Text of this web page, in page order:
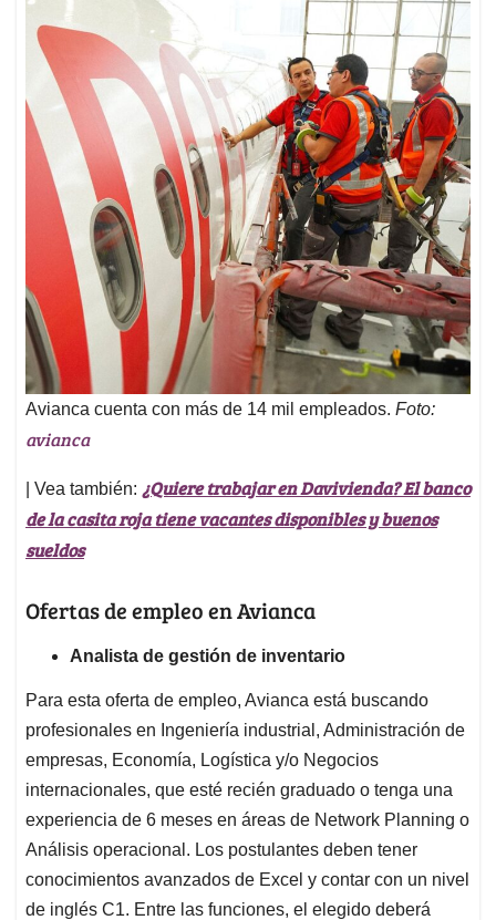
Avianca cuenta con más de 14 mil empleados. Foto:
avianca
| Vea también: ¿Quiere trabajar en Davivienda? El banco
de la casita roja tiene vacantes disponibles y buenos
sueldos
Ofertas de empleo en Avianca
Analista de gestión de inventario
Para esta oferta de empleo, Avianca está buscando
profesionales en Ingeniería industrial, Administración de
empresas, Economía, Logística y/o Negocios
internacionales, que esté recién graduado o tenga una
experiencia de 6 meses en áreas de Network Planning o
Análisis operacional. Los postulantes deben tener
conocimientos avanzados de Excel y contar con un nivel
de inglés C1. Entre las funciones, el elegido deberá